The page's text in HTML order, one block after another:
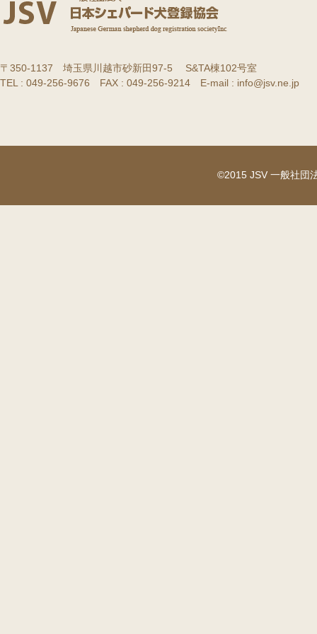
〒350-1137 埼玉県川越市砂新田97-5 S&TA棟102号室
TEL : 049-256-9676 FAX : 049-256-9214 E-mail : info@jsv.ne.jp
©2015 JSV 一般社団